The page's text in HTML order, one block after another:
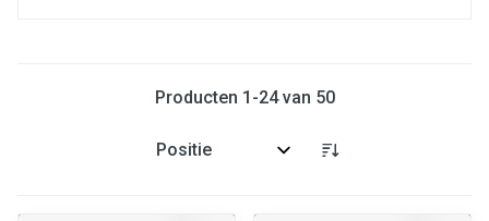
Producten 1 -24van 50
Sorteer op: